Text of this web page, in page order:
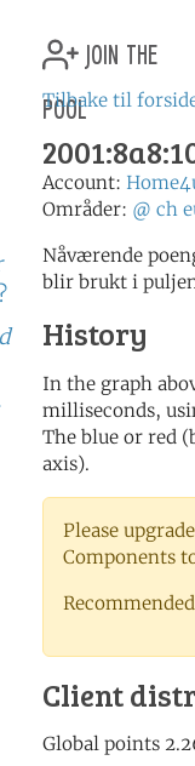
join the
pool
Tilbake til
Account:
Områder: @ ch
Nåværende
blir brukt i
History
In the graph
milliseconds,
The blue or red
axis).
Please
Components
Client